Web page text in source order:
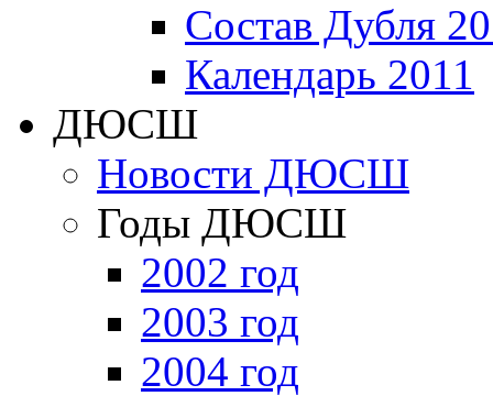
Состав Дубля
Календарь 2011
ДЮСШ
Новости ДЮСШ
Годы ДЮСШ
2002 год
2003 год
2004 год